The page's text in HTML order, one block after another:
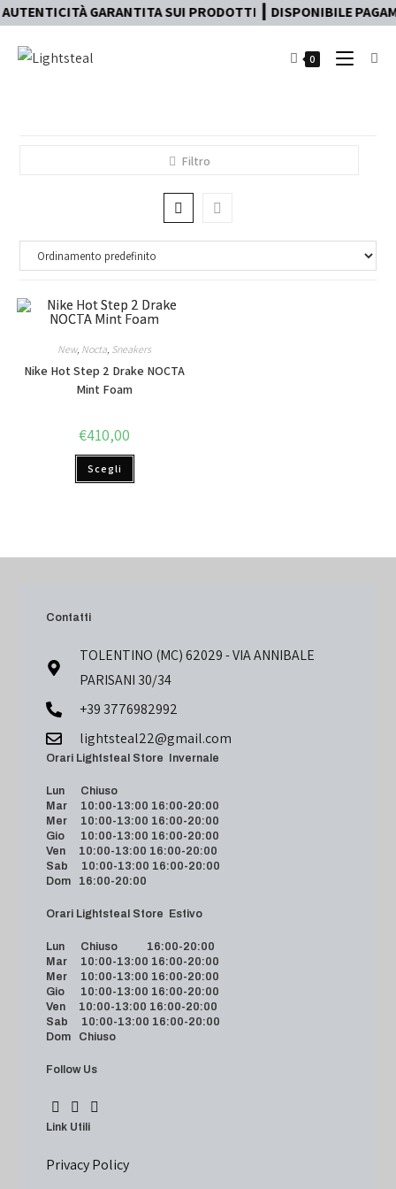
GARANTITA SUI PRODOTTI ┃ DISPONIBILE
0
Filtro
New, Nocta, Sneakers
Nike Hot Step 2 Drake NOCTA
Mint Foam
€410,00
Scegli
Contatti
TOLENTINO (MC) 62029 - VIA ANNIBALE
PARISANI 30/34
+39 3776982992
lightsteal22@gmail.com
Orari Lightsteal Store Invernale
Lun Chiuso
Mar 10:00-13:00 16:00-20:00
Mer 10:00-13:00 16:00-20:00
Gio 10:00-13:00 16:00-20:00
Ven 10:00-13:00 16:00-20:00
Sab 10:00-13:00 16:00-20:00
Dom 16:00-20:00
Orari Lightsteal Store Estivo
Lun Chiuso 16:00-20:00
Mar 10:00-13:00 16:00-20:00
Mer 10:00-13:00 16:00-20:00
Gio 10:00-13:00 16:00-20:00
Ven 10:00-13:00 16:00-20:00
Sab 10:00-13:00 16:00-20:00
Dom Chiuso
Follow Us
Link Utili
Privacy Policy